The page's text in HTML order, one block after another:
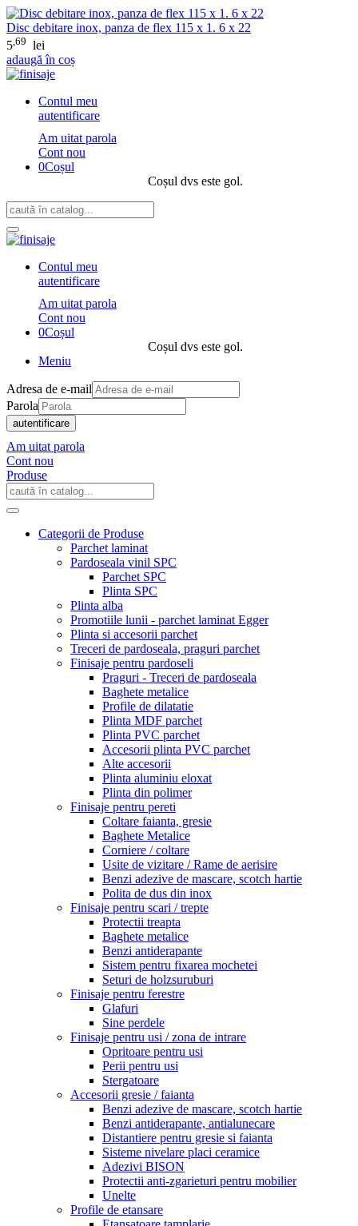
Disc debitare inox, panza de flex 115 x 1. 6 x 22
5,69 lei
adaugă în coș
Contul meu
autentificare
Am uitat parola
Cont nou
0Coșul
Coșul dvs este gol.
Contul meu
autentificare
Am uitat parola
Cont nou
0Coșul
Coșul dvs este gol.
Meniu
Adresa de e-mail
Parola
autentificare
Am uitat parola
Cont nou
Produse
Categorii de Produse
Parchet laminat
Pardoseala vinil SPC
Parchet SPC
Plinta SPC
Plinta alba
Promotiile lunii - parchet laminat Egger
Plinta si accesorii parchet
Treceri de pardoseala, praguri parchet
Finisaje pentru pardoseli
Praguri - Treceri de pardoseala
Baghete metalice
Profile de dilatatie
Plinta MDF parchet
Plinta PVC parchet
Accesorii plinta PVC parchet
Alte accesorii
Plinta aluminiu eloxat
Plinta din polimer
Finisaje pentru pereti
Coltare faianta, gresie
Baghete Metalice
Corniere / coltare
Usite de vizitare / Rame de aerisire
Benzi adezive de mascare, scotch hartie
Polita de dus din inox
Finisaje pentru scari / trepte
Protectii treapta
Baghete metalice
Benzi antiderapante
Sistem pentru fixarea mochetei
Seturi de holzsuruburi
Finisaje pentru ferestre
Glafuri
Sine perdele
Finisaje pentru usi / zona de intrare
Opritoare pentru usi
Perii pentru usi
Stergatoare
Accesorii gresie / faianta
Benzi adezive de mascare, scotch hartie
Benzi antiderapante, antialunecare
Distantiere pentru gresie si faianta
Sisteme nivelare placi ceramice
Adezivi BISON
Protectii anti-zgarieturi pentru mobilier
Unelte
Profile de etansare